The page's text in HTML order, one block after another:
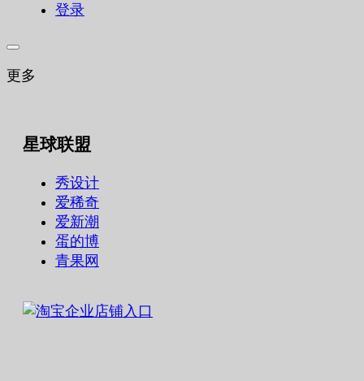
登录
更多
星球联盟
秀设计
爱稀奇
爱新潮
蛋的博
青果网